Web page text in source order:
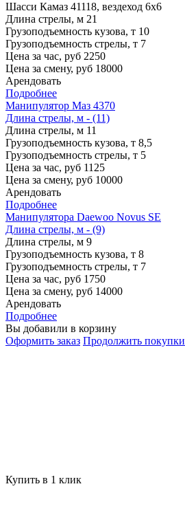
Шасси Камаз 41118, вездеход 6х6
Длина стрелы, м 21
Грузоподъемность кузова, т 10
Грузоподъемность стрелы, т 7
Цена за час, руб 2250
Цена за смену, руб 18000
Арендовать
Подробнее
Манипулятор Маз 4370
Длина стрелы, м - (11)
Длина стрелы, м 11
Грузоподъемность кузова, т 8,5
Грузоподъемность стрелы, т 5
Цена за час, руб 1125
Цена за смену, руб 10000
Арендовать
Подробнее
Манипулятора Daewoo Novus SE
Длина стрелы, м - (9)
Длина стрелы, м 9
Грузоподъемность кузова, т 8
Грузоподъемность стрелы, т 7
Цена за час, руб 1750
Цена за смену, руб 14000
Арендовать
Подробнее
Вы добавили в корзину
Оформить заказ Продолжить покупки
Купить в 1 клик